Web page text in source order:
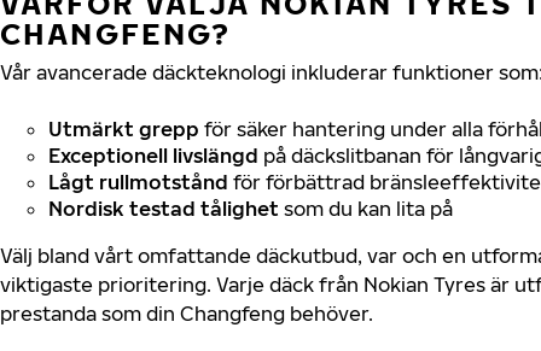
CHANGFENG?
Vår avancerade däckteknologi inkluderar funktioner
Utmärkt grepp för säker hantering under alla
Exceptionell livslängd på däckslitbanan för
Lågt rullmotstånd för förbättrad
Nordisk testad tålighet som du kan lita på
Välj bland vårt omfattande däckutbud, var och en
viktigaste prioritering. Varje däck från Nokian Tyres är
prestanda som din Changfeng behöver.